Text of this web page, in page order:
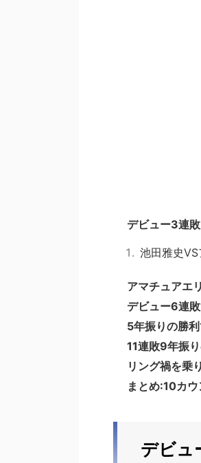
デビュー3連
池田雅史VS
アマチュアエ
デビュー6連
5年振りの勝
11連敗9年振
リング禍を乗
まとめ:10カウ
デビュ